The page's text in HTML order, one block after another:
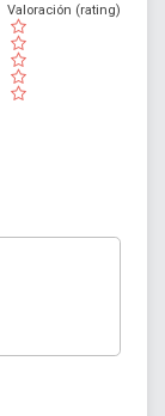
( )
( )
( )
( )
( )
Valoración (rating)